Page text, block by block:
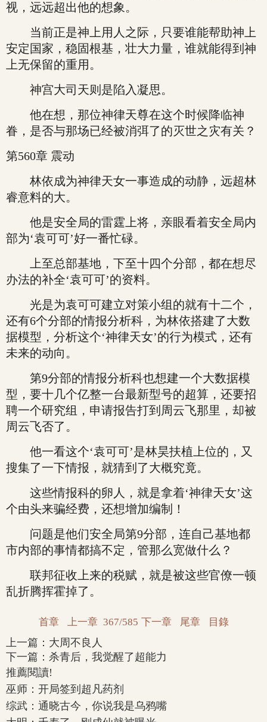
视，远远超出他的想象。
当前正是神上用人之际，只要谁能帮助神上
安定国家，稳固根基，壮大力量，谁就能得到神
上无保留的重用。
神宫大司天则是陷入凝思。
他在想，那位神律天尊在这个时候降临神
眷，是否与那场已经被消弭了的灭世之灾有关？
第560章 震动
林依成为神律天女一事造成的动静，远超林
睿意料的大。
他是安全局的雷霆上将，亲眼看着安全局内
部为‘袁可可’好一番忙碌。
上至总部基地，下至十四个分部，都在想尽
办法的补全‘袁可可’的资料。
光是为袁可可建立对策小组的就有十二个，
还有6个分部的情报分析科，为林依搭建了大数
据模型，分析这个‘神律天女’的行为模式，还有
未来的动向。
第9分部的情报分析科也想建一个大数据模
型，要十几个亿整一台最新型号的超算，还要招
聘一个研究组，申请报告打到周云飞那里，却被
周云飞否了。
他一看这个‘袁可可’是林昊扶植上位的，又
搜集了一下情报，就猜到了大概究竟。
这些情报科的卵人，就是拿着‘神律天女’这
个由头来骗经费，还想增加编制！
问题是他们安全局第9分部，连自己基地都
市内部的事情都搞不定，管那么宽做什么？
联邦征收上来的税赋，就是被这些官僚一顿
乱折腾挥霍掉了。
首章 上一章 367/585 下一章 尾章 目錄
上一篇： 大周不良人
下一篇： 杀青后，我觉醒了超能力
推薦閱讀!
巫师：开局签到超凡药剂
综武：通晓古今，你说我是乌鸦嘴